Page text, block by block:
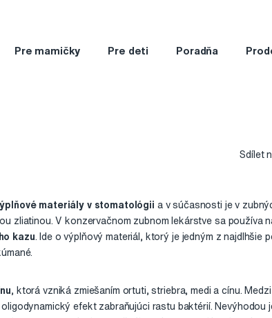
Pre mamičky Pre deti Poradňa
Sdílet
materiály v stomatológii a v súčasnosti je v
zliatinou. V konzervačnom zubnom lekárstve sa používa
kazu . Ide o výplňový materiál, ktorý je jedným z najdlhšie
, ktorá vzniká zmiešaním ortuti, striebra, medi a cínu.
efekt zabraňujúci rastu baktérií. Nevýhodou